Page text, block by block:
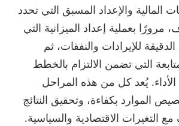
المالية والإعداد المسبق التي تحدد
مرورًا بعملية إعداد الميزانية التي
للإيرادات والنفقات، ثم
التي تضمن الالتزام بالخطط
يُعد كل من هذه المراحل
الموارد بكفاءة، وتحقيق النتائج
التغيرات الاقتصادية والسياسية.